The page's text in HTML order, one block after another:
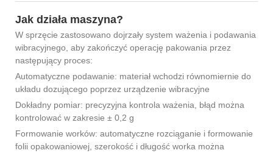
Jak działa maszyna?
W sprzęcie zastosowano dojrzały system ważenia i podawania
wibracyjnego, aby zakończyć operację pakowania przez
następujący proces:
Automatyczne podawanie: materiał wchodzi równomiernie do
układu dozującego poprzez urządzenie wibracyjne
Dokładny pomiar: precyzyjna kontrola ważenia, błąd można
kontrolować w zakresie ± 0,2 g
Formowanie worków: automatyczne rozciąganie i formowanie
folii opakowaniowej, szerokość i długość worka można